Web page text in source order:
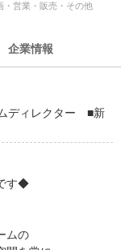
・営業・販売・その他
企業情報
ディレクター ■新
す◆
ムの